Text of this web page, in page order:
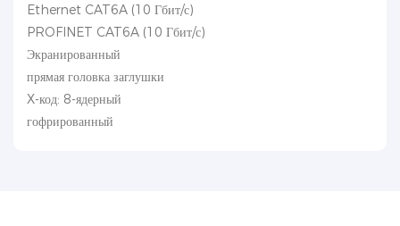
Ethernet CAT6A (10 Гбит/с)
PROFINET CAT6A (10 Гбит/с)
Экранированный
прямая головка заглушки
X-код: 8-ядерный
гофрированный